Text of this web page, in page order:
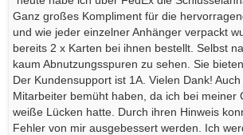
Ganz großes Kompliment für die
und wie jeder einzelner Anhänger verpackt
bereits 2 x Karten bei ihnen bestellt. Selbst
kaum Abnutzungsspuren zu sehen. Sie
Der Kundensupport ist 1A. Vielen Dank!
Mitarbeiter bemüht haben, da ich bei meiner
weiße Lücken hatte. Durch ihren Hinweis
Fehler von mir ausgebessert werden. Ich